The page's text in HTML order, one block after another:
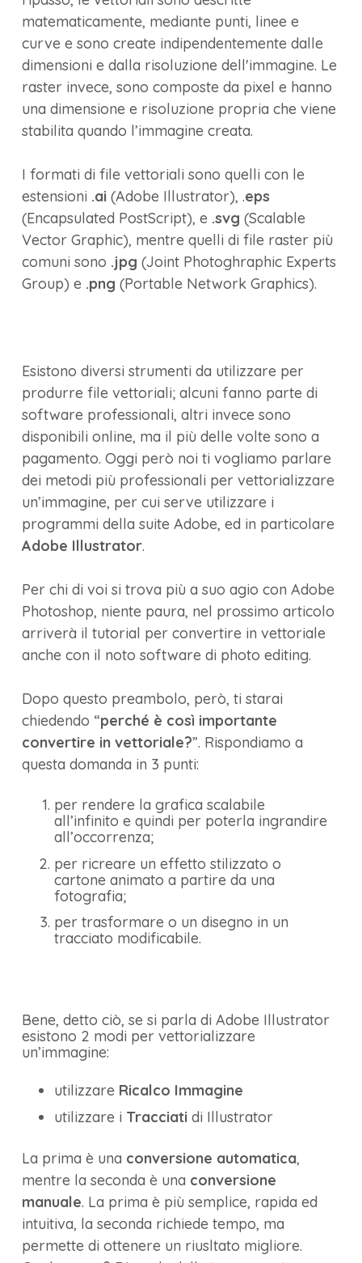
matematicamente, mediante punti, linee e
curve e sono create indipendentemente dalle
dimensioni e dalla risoluzione dell'immagine. Le
raster invece, sono composte da pixel e hanno
una dimensione e risoluzione propria che viene
stabilita quando l’immagine creata.
I formati di file vettoriali sono quelli con le
estensioni .ai (Adobe Illustrator), .eps
(Encapsulated PostScript), e .svg (Scalable
Vector Graphic), mentre quelli di file raster più
comuni sono .jpg (Joint Photoghraphic Experts
Group) e .png (Portable Network Graphics).
Esistono diversi strumenti da utilizzare per
produrre file vettoriali; alcuni fanno parte di
software professionali, altri invece sono
disponibili online, ma il più delle volte sono a
pagamento. Oggi però noi ti vogliamo parlare
dei metodi più professionali per vettorializzare
un’immagine, per cui serve utilizzare i
programmi della suite Adobe, ed in particolare
Adobe Illustrator.
Per chi di voi si trova più a suo agio con Adobe
Photoshop, niente paura, nel prossimo articolo
arriverà il tutorial per convertire in vettoriale
anche con il noto software di photo editing.
Dopo questo preambolo, però, ti starai
chiedendo “perché è così importante
convertire in vettoriale?”. Rispondiamo a
questa domanda in 3 punti:
per rendere la grafica scalabile
all’infinito e quindi per poterla ingrandire
all’occorrenza;
per ricreare un effetto stilizzato o
cartone animato a partire da una
fotografia;
per trasformare o un disegno in un
tracciato modificabile.
Bene, detto ciò, se si parla di Adobe Illustrator
esistono 2 modi per vettorializzare
un’immagine:
utilizzare Ricalco Immagine
utilizzare i Tracciatidi Illustrator
La prima è una conversione automatica,
mentre la seconda è una conversione
manuale. La prima è più semplice, rapida ed
intuitiva, la seconda richiede tempo, ma
permette di ottenere un riusltato migliore.